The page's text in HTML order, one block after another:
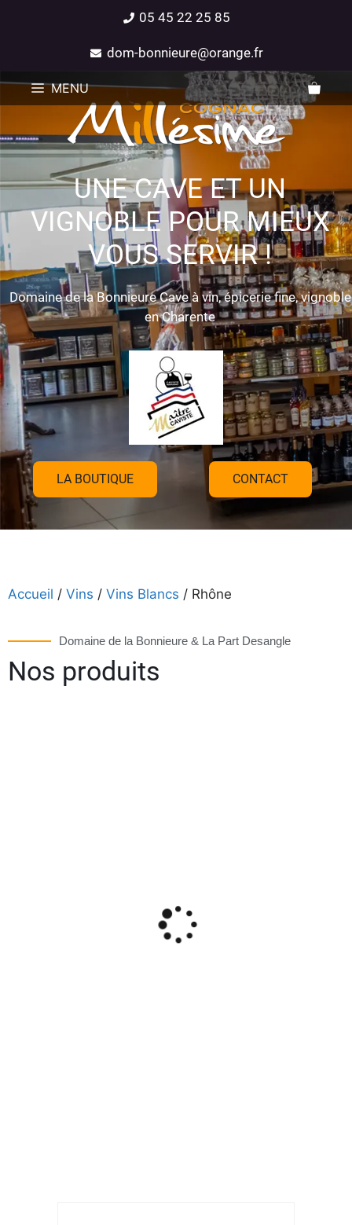
05 45 22 25 85
dom-bonnieure@orange.fr
MENU
UNE CAVE ET UN
VIGNOBLE POUR MIEUX
VOUS SERVIR !
Domaine de la Bonnieure Cave à vin, épicerie fine, vignoble
en Charente
LA BOUTIQUE CONTACT
Accueil / Vins / Vins Blancs / Rhône
Domaine de la Bonnieure & La Part Desangle
Nos produits